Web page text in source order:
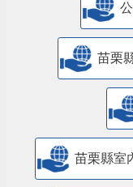
苗栗
苗栗縣室